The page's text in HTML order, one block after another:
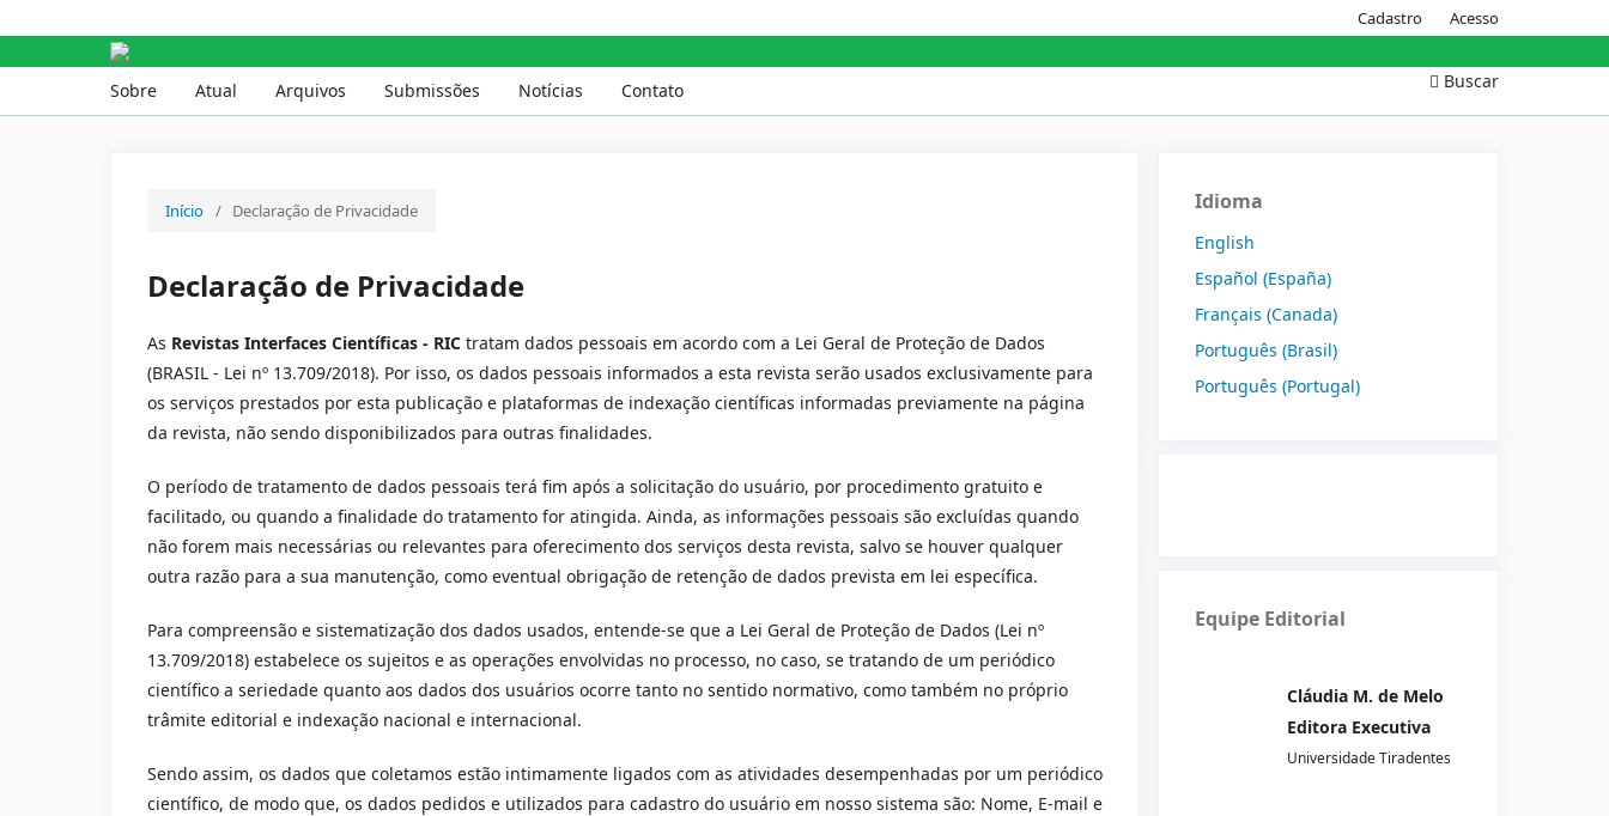
Interfaces Científicas - Saúde e Ambiente
Sobre Atual Arquivos Submissões Notícias Contato Buscar
Cadastro Acesso
Início / Declaração de Privacidade
Declaração de Privacidade
As Revistas Interfaces Científicas - RIC tratam dados pessoais em acordo com a Lei Geral de Proteção de Dados
(BRASIL - Lei nº 13.709/2018). Por isso, os dados pessoais informados a esta revista serão usados exclusivamente para
os serviços prestados por esta publicação e plataformas de indexação científicas informadas previamente na página
da revista, não sendo disponibilizados para outras finalidades.
O período de tratamento de dados pessoais terá fim após a solicitação do usuário, por procedimento gratuito e
facilitado, ou quando a finalidade do tratamento for atingida. Ainda, as informações pessoais são excluídas quando
não forem mais necessárias ou relevantes para oferecimento dos serviços desta revista, salvo se houver qualquer
outra razão para a sua manutenção, como eventual obrigação de retenção de dados prevista em lei específica.
Para compreensão e sistematização dos dados usados, entende-se que a Lei Geral de Proteção de Dados (Lei nº
13.709/2018) estabelece os sujeitos e as operações envolvidas no processo, no caso, se tratando de um periódico
científico a seriedade quanto aos dados dos usuários ocorre tanto no sentido normativo, como também no próprio
trâmite editorial e indexação nacional e internacional.
Sendo assim, os dados que coletamos estão intimamente ligados com as atividades desempenhadas por um periódico
científico, de modo que, os dados pedidos e utilizados para cadastro do usuário em nosso sistema são: Nome, E-mail e
Idioma
English
Español (España)
Français (Canada)
Português (Brasil)
Português (Portugal)
Equipe Editorial
Cláudia M. de Melo
Editora Executiva
Universidade Tiradentes